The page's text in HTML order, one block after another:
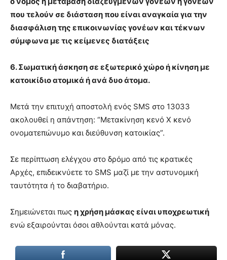
που τελούν σε διάσταση που είναι αναγκαία για την
διασφάλιση της επικοινωνίας γονέων και τέκνων
σύμφωνα με τις κείμενες διατάξεις
6. Σωματική άσκηση σε εξωτερικό χώρο ή κίνηση με
κατοικίδιο ατομικά ή ανά δυο άτομα.
Μετά την επιτυχή αποστολή ενός SMS στο 13033
ακολουθεί η απάντηση: “Μετακίνηση κενό X κενό
ονοματεπώνυμο και διεύθυνση κατοικίας”.
Σε περίπτωση ελέγχου στο δρόμο από τις κρατικές
Αρχές, επιδεικνύετε το SMS μαζί με την αστυνομική
ταυτότητα ή το διαβατήριο.
Σημειώνεται πως η χρήση μάσκας είναι υποχρεωτική
ενώ εξαιρούνται όσοι αθλούνται κατά μόνας.